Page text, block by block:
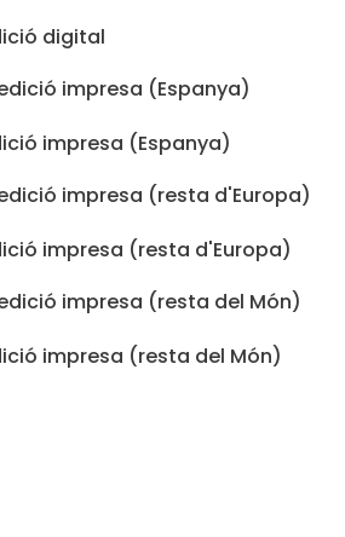
digital
impresa (Espanya)
impresa (resta d'Europa)
impresa (resta del Món)